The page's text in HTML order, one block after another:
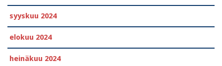
syyskuu 2024
elokuu 2024
heinäkuu 2024